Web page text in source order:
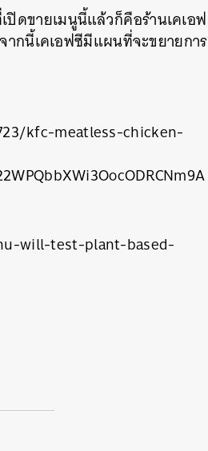
ปิดขายเมนูนี้แล้วก็คือร้านเคเอฟ
ากนี้เคเอฟซีมีแผนที่จะขยายการ
kfc-meatless-chicken-
will-test-plant-based-